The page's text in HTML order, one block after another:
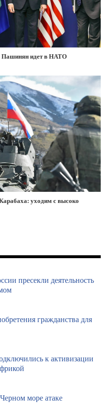
Пашинян идет в НАТО
уходим с высоко
пресекли деятельность
гражданства для
к активизации
море атаке